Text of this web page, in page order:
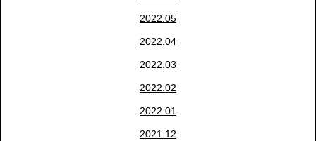
2022.05
2022.04
2022.03
2022.02
2022.01
2021.12